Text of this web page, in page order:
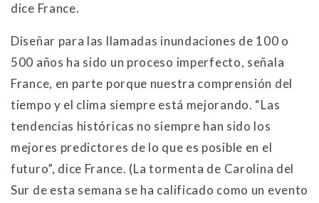
dice France.
Diseñar para las llamadas inundaciones de 100 o
500 años ha sido un proceso imperfecto, señala
France, en parte porque nuestra comprensión del
tiempo y el clima siempre está mejorando. “Las
tendencias históricas no siempre han sido los
mejores predictores de lo que es posible en el
futuro”, dice France. (La tormenta de Carolina del
Sur de esta semana se ha calificado como un evento